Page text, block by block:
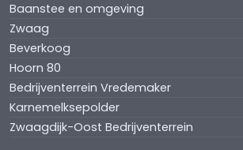
Baanstee en omgeving
Zwaag
Beverkoog
Hoorn 80
Bedrijventerrein Vredemaker
Karnemelksepolder
Zwaagdijk-Oost Bedrijventerrein